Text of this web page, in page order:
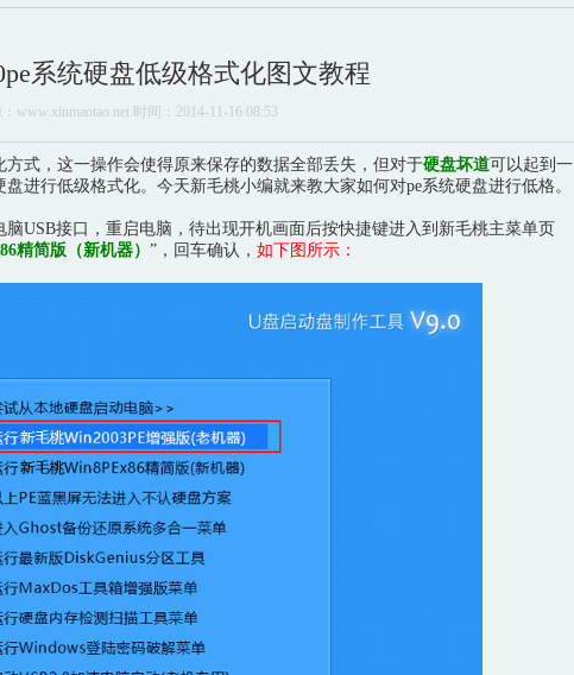
系统硬盘低级格式化图文教程
www.xinmaotao.net 时间：2014-11-16 08:53
方式，这一操作会使得原来保存的数据全部丢失，但对于硬盘坏道可以起到一
进行低级格式化。今天新毛桃小编就来教大家如何对pe系统硬盘进行低格。
接口，重启电脑，待出现开机画面后按快捷键进入到新毛桃主菜单页
精简版（新机器） ”，回车确认， 如下图所示：